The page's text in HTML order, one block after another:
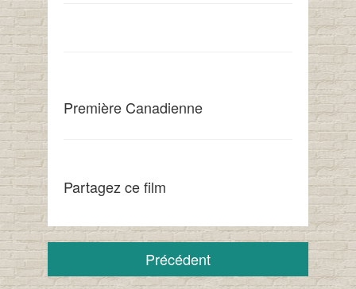
Première Canadienne
Partagez ce film
Précédent